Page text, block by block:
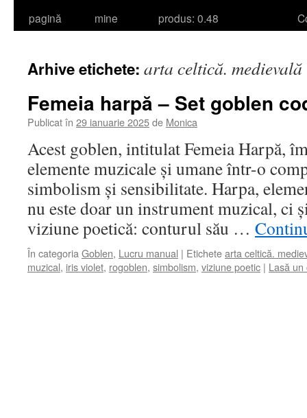
pagină
mine
produs: 0.48
Arhive etichete: arta celtică. medievală
Femeia harpă – Set goblen
Publicat în 29 ianuarie 2025de Monica
Acest goblen, intitulat Femeia Harpă,
elemente muzicale și umane într-o
simbolism și sensibilitate. Harpa,
nu este doar un instrument muzical, ci
viziune poetică: conturul său …
În categoria Goblen, Lucru manual | Etichetearta celtică.
muzical, iris violet, rogoblen, simbolism, viziune poetic | Lasă